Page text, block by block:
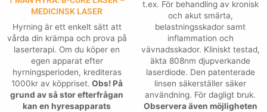
MEDICINSK LASER
Hyrning är ett enkelt sätt att
vårda din krämpa och prova på
laserterapi. Om du köper en
egen apparat efter
hyrningsperioden, krediteras
1000kr av köppriset. Obs! På
grund av så stor efterfrågan
kan en hyresapparats
t.ex. För behandling av kronisk
och akut smärta,
belastningsskador samt
inflammation och
vävnadsskador. Kliniskt testad,
äkta 808nm djupverkande
laserdiode. Den patenterade
linsen säkerställer säker
användning. För dagligt bruk.
Observera även möjligheten